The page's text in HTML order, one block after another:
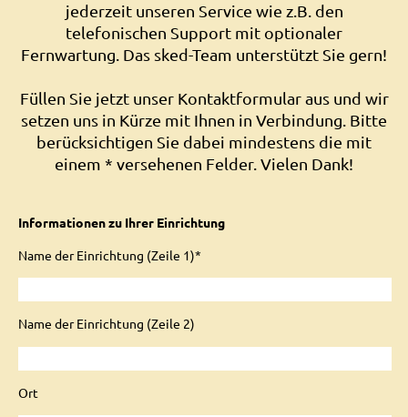
jederzeit unseren Service wie z.B. den
telefonischen Support mit optionaler
Fernwartung. Das sked-Team unterstützt Sie gern!
Füllen Sie jetzt unser Kontaktformular aus und wir
setzen uns in Kürze mit Ihnen in Verbindung. Bitte
berücksichtigen Sie dabei mindestens die mit
einem * versehenen Felder. Vielen Dank!
Informationen zu Ihrer Einrichtung
Name der Einrichtung (Zeile 1)*
Name der Einrichtung (Zeile 2)
Ort